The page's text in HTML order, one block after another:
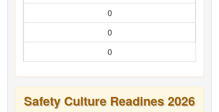
0
0
0
Safety Culture Readines 2026